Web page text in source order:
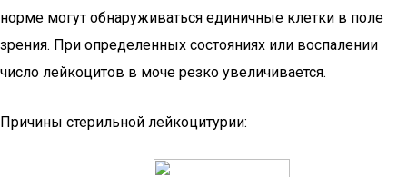
норме могут обнаруживаться единичные клетки в поле
зрения. При определенных состояниях или воспалении
число лейкоцитов в моче резко увеличивается.
Причины стерильной лейкоцитурии: